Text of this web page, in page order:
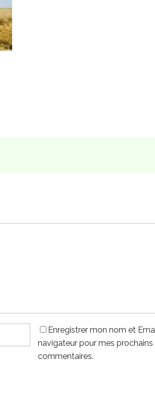
Enregistrer mon nom et
navigateur pour mes prochains
commentaires.